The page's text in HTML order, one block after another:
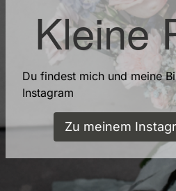
Kleine
Du findest mich und meine
Instagram
Zu meinem